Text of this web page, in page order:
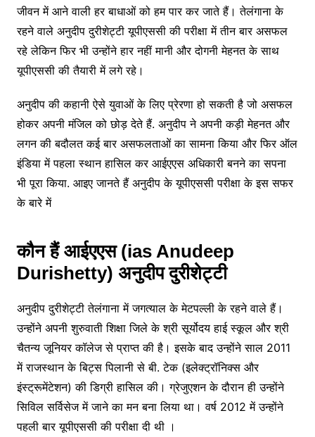
जीवन में आने वाली हर बाधाओं को हम पार कर जाते हैं। तेलंगाना के
रहने वाले अनुदीप दुरीशेट्टी यूपीएससी की परीक्षा में तीन बार असफल
रहे लेकिन फिर भी उन्होंने हार नहीं मानी और दोगनी मेहनत के साथ
यूपीएससी की तैयारी में लगे रहे।
अनुदीप की कहानी ऐसे युवाओं के लिए प्रेरणा हो सकती है जो असफल
होकर अपनी मंजिल को छोड़ देते हैं. अनुदीप ने अपनी कड़ी मेहनत और
लगन की बदौलत कई बार असफलताओं का सामना किया और फिर ऑल
इंडिया में पहला स्थान हासिल कर आईएएस अधिकारी बनने का सपना
भी पूरा किया. आइए जानते हैं अनुदीप के यूपीएससी परीक्षा के इस सफर
के बारे में
कौन हैं आईएएस (ias Anudeep
Durishetty) अनुदीप दुरीशेट्टी
अनुदीप दुरीशेट्टी तेलंगाना में जगत्याल के मेटपल्ली के रहने वाले हैं।
उन्होंने अपनी शुरुवाती शिक्षा जिले के श्री सूर्योदय हाई स्कूल और श्री
चैतन्य जूनियर कॉलेज से प्राप्त की है। इसके बाद उन्होंने साल 2011
में राजस्थान के बिट्स पिलानी से बी. टेक (इलेक्ट्रॉनिक्स और
इंस्ट्रूमेंटेशन) की डिग्री हासिल की। ग्रेजुएशन के दौरान ही उन्होंने
सिविल सर्विसेज में जाने का मन बना लिया था। वर्ष 2012 में उन्होंने
पहली बार यूपीएससी की परीक्षा दी थी ।